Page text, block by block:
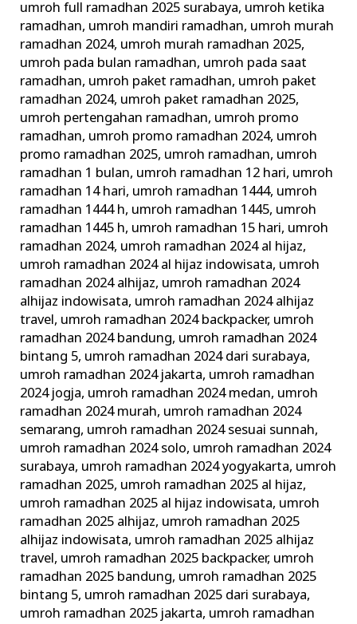
umroh full ramadhan 2025 surabaya, umroh ketika
ramadhan, umroh mandiri ramadhan, umroh murah
ramadhan 2024, umroh murah ramadhan 2025,
umroh pada bulan ramadhan, umroh pada saat
ramadhan, umroh paket ramadhan, umroh paket
ramadhan 2024, umroh paket ramadhan 2025,
umroh pertengahan ramadhan, umroh promo
ramadhan, umroh promo ramadhan 2024, umroh
promo ramadhan 2025, umroh ramadhan, umroh
ramadhan 1 bulan, umroh ramadhan 12 hari, umroh
ramadhan 14 hari, umroh ramadhan 1444, umroh
ramadhan 1444 h, umroh ramadhan 1445, umroh
ramadhan 1445 h, umroh ramadhan 15 hari, umroh
ramadhan 2024, umroh ramadhan 2024 al hijaz,
umroh ramadhan 2024 al hijaz indowisata, umroh
ramadhan 2024 alhijaz, umroh ramadhan 2024
alhijaz indowisata, umroh ramadhan 2024 alhijaz
travel, umroh ramadhan 2024 backpacker, umroh
ramadhan 2024 bandung, umroh ramadhan 2024
bintang 5, umroh ramadhan 2024 dari surabaya,
umroh ramadhan 2024 jakarta, umroh ramadhan
2024 jogja, umroh ramadhan 2024 medan, umroh
ramadhan 2024 murah, umroh ramadhan 2024
semarang, umroh ramadhan 2024 sesuai sunnah,
umroh ramadhan 2024 solo, umroh ramadhan 2024
surabaya, umroh ramadhan 2024 yogyakarta, umroh
ramadhan 2025, umroh ramadhan 2025 al hijaz,
umroh ramadhan 2025 al hijaz indowisata, umroh
ramadhan 2025 alhijaz, umroh ramadhan 2025
alhijaz indowisata, umroh ramadhan 2025 alhijaz
travel, umroh ramadhan 2025 backpacker, umroh
ramadhan 2025 bandung, umroh ramadhan 2025
bintang 5, umroh ramadhan 2025 dari surabaya,
umroh ramadhan 2025 jakarta, umroh ramadhan